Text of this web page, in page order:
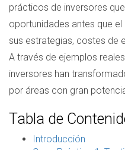
prácticos de inversores
oportunidades antes que
sus estrategias, costes de
A través de ejemplos
inversores han
por áreas con gran
Tabla de
Introducción